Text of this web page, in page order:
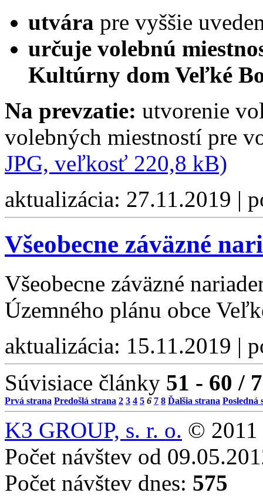
utvára pre vyššie
určuje volebnú
Kultúrny dom Veľké
Na prevzatie: utvorenie
volebných miestností pre
JPG, veľkosť 220,8 kB)
aktualizácia: 27.11.2019 |
Všeobecne záväzné
Všeobecne záväzné
Územného plánu obce
aktualizácia: 15.11.2019 |
Súvisiace články 51 - 60 /
Prvá strana Predošlá strana 2 3 4 5 6 7 8 Ďalšia strana Posledná
K3 GROUP, s. r. o. © 2011
Počet návštev od
Počet návštev dnes: 575